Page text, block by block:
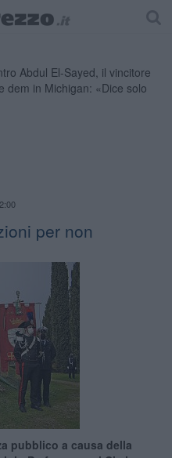
per non
pubblico a causa della